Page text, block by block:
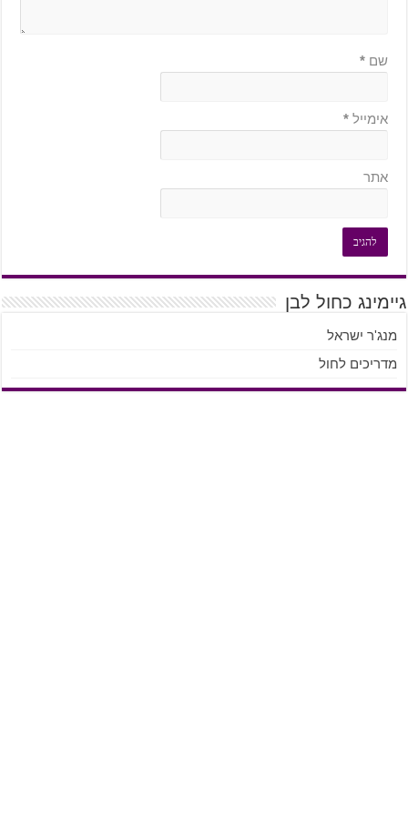
שם *
אימייל *
אתר
גיימינג כחול לבן
מנג'ר ישראל
מדריכים לחול